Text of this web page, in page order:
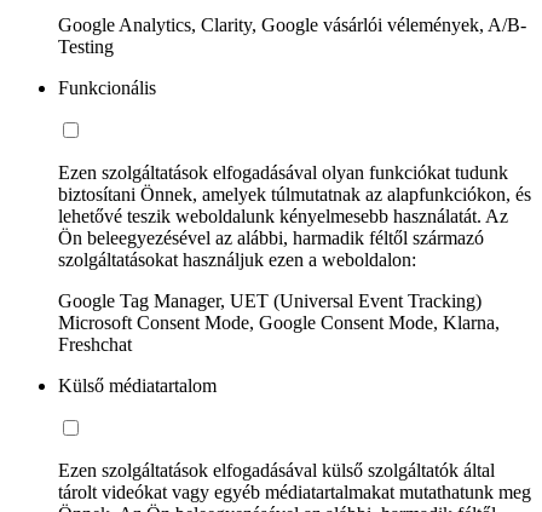
Google Analytics, Clarity, Google vásárlói vélemények, A/B-
Testing
Funkcionális
Ezen szolgáltatások elfogadásával olyan funkciókat tudunk
biztosítani Önnek, amelyek túlmutatnak az alapfunkciókon, és
lehetővé teszik weboldalunk kényelmesebb használatát. Az
Ön beleegyezésével az alábbi, harmadik féltől származó
szolgáltatásokat használjuk ezen a weboldalon:
Google Tag Manager, UET (Universal Event Tracking)
Microsoft Consent Mode, Google Consent Mode, Klarna,
Freshchat
Külső médiatartalom
Ezen szolgáltatások elfogadásával külső szolgáltatók által
tárolt videókat vagy egyéb médiatartalmakat mutathatunk meg